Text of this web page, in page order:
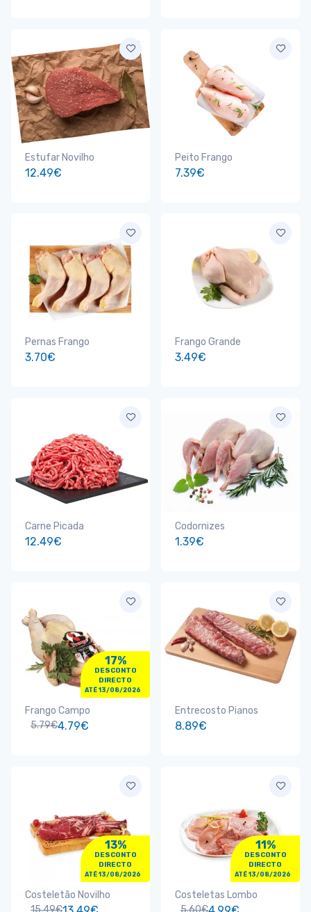
Estufar Novilho
12.49€
Peito Frango
7.39€
Pernas Frango
3.70€
Frango Grande
3.49€
Carne Picada
12.49€
Codornizes
1.39€
17%
DESCONTO
DIRECTO
ATÉ 13/08/2026
Frango Campo
5.79€4.79€
Entrecosto Pianos
8.89€
13%
DESCONTO
DIRECTO
ATÉ 13/08/2026
Costeletão Novilho
11%
DESCONTO
DIRECTO
ATÉ 13/08/2026
Costeletas Lombo